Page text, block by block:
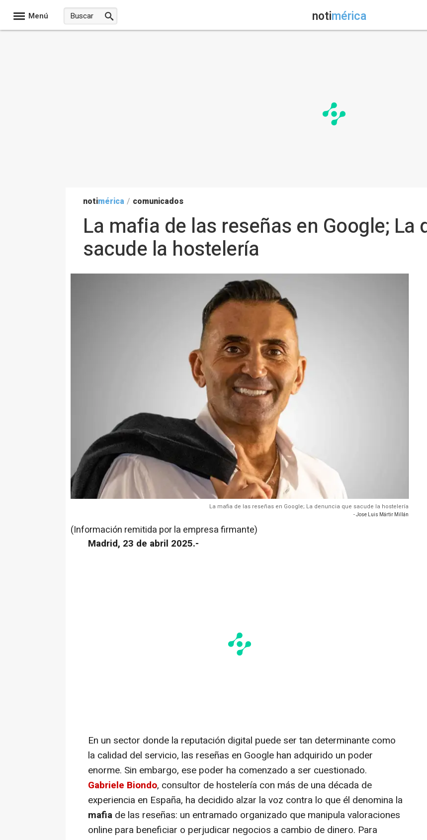
Menú notimérica
notimérica / comunicados
La mafia de las reseñas en Google; La
sacude la hostelería
La mafia de las reseñas en Google; La denuncia que sacude la hostelería
- Jose Luis Mártir Millán
(Información remitida por la empresa firmante)
Madrid, 23 de abril 2025.-
En un sector donde la reputación digital puede ser tan determinante como
la calidad del servicio, las reseñas en Google han adquirido un poder
enorme. Sin embargo, ese poder ha comenzado a ser cuestionado.
Gabriele Biondo, consultor de hostelería con más de una década de
experiencia en España, ha decidido alzar la voz contra lo que él denomina la
mafia de las reseñas: un entramado organizado que manipula valoraciones
online para beneficiar o perjudicar negocios a cambio de dinero. Para